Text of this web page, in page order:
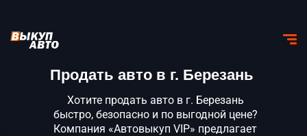
Продать авто в г. Березань
Хотите продать авто в г. Березань
быстро, безопасно и по выгодной цене?
Компания «Автовыкуп VIP» предлагает